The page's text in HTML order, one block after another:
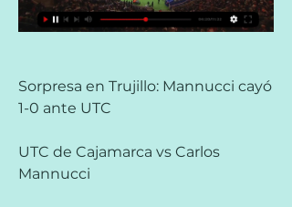
Sorpresa en Trujillo: Mannucci cayó
1-0 ante UTC
UTC de Cajamarca vs Carlos
Mannucci